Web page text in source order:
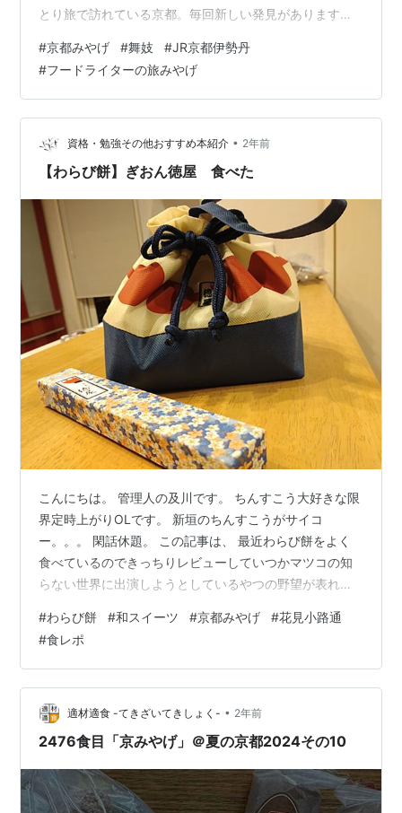
とり旅で訪れている京都。毎回新しい発見があります。
す。 今回買った京都みやげ 今回買ったものです（右か
ら） 食洗機OKの箸3つ 原了郭の黒七味2種 よーじやのメ
イク直しあぶら取り紙 本田味噌店の味噌（舞妓） 今回の
京都みやげ。東京で買えそうで買えないものばかり。 味
噌は下の「舞妓」、箸もその隣のお土産店で買いまし
た。帰る直前、しかも新幹線に乗…
#京都みやげ #舞妓 #JR京都伊勢丹
#フードライターの旅みやげ
資格・勉強その他おすすめ本紹介 • 2年前
【わらび餅】ぎおん徳屋 食べた
こんにちは。 管理人の及川です。 ちんすこう大好きな限
界定時上がりOLです。 新垣のちんすこうがサイコ
ー。。。 閑話休題。 この記事は、 最近わらび餅をよく
食べているのできっちりレビューしていつかマツコの知
らない世界に出演しようとしているやつの野望が表れて
いてあっても怒らないでね。コメントはしてね。 今回は
【ぎおん徳屋】さんの感想です。 gion-tokuya.jp 超絶有
名な京都祇園の甘味処。 京都に久しぶりにいったので訪
問しました。 さすが人気店、イートインは整理券を配布
してました。 今回はテイクアウト、、というかおみやを
購入。 平日の午…
#わらび餅 #和スイーツ #京都みやげ #花見小路通
#食レポ
適材適食 -てきざいてきしょく- • 2年前
2476食目「京みやげ」＠夏の京都2024その10